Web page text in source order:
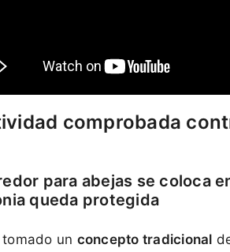
comprobada
para abejas se coloca
queda protegida
tomado un concepto tradicional